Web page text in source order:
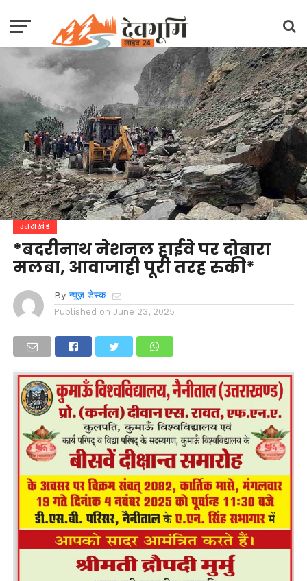
उत्तराखंड
*बदरीनाथ नेशनल हाईवे पर दोबारा
मलबा, आवाजाही पूरी तरह रुकी*
By न्यूज़ डेस्क
Published on June 23, 2025